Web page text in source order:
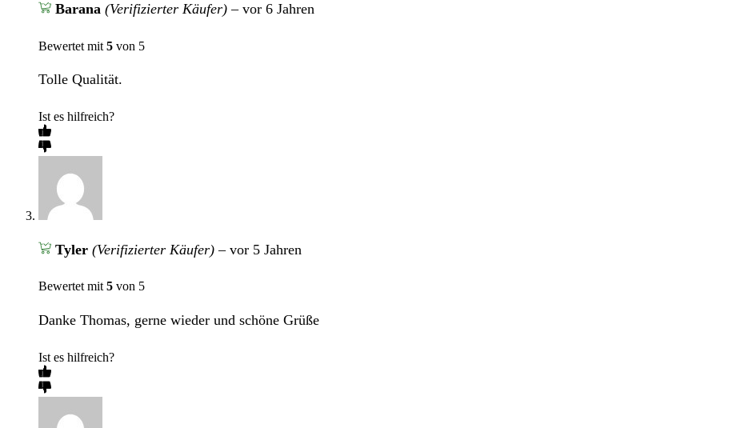
Barana (Verifizierter Käufer) – vor 6 Jahren
Bewertet mit 5 von 5
Tolle Qualität.
Ist es hilfreich?
Tyler (Verifizierter Käufer) – vor 5 Jahren
Bewertet mit5 von 5
Danke Thomas, gerne wieder und schöne Grüße
Ist es hilfreich?